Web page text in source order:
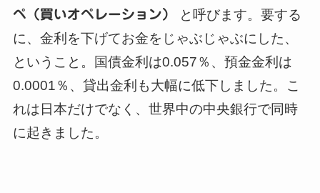
ペ（買いオペレーション）
と呼びます。要する
に、金利を下げてお金をじゃぶじゃぶにした、
ということ。国債金利は0.057％、預金金利は
0.0001％、貸出金利も大幅に低下しました。こ
れは日本だけでなく、世界中の中央銀行で同時
に起きました。